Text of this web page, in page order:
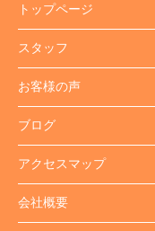
トップページ
スタッフ
お客様の声
ブログ
アクセスマップ
会社概要